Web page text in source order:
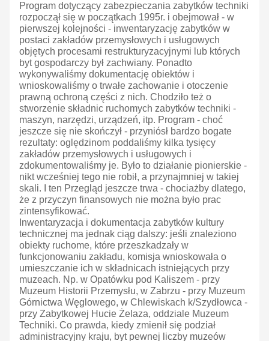
Program dotyczący zabezpieczania zabytków techniki
rozpoczął się w początkach 1995r. i obejmował - w
pierwszej kolejności - inwentaryzację zabytków w
postaci zakładów przemysłowych i usługowych
objętych procesami restrukturyzacyjnymi lub których
byt gospodarczy był zachwiany. Ponadto
wykonywaliśmy dokumentację obiektów i
wnioskowaliśmy o trwałe zachowanie i otoczenie
prawną ochroną części z nich. Chodziło też o
stworzenie składnic ruchomych zabytków techniki -
maszyn, narzędzi, urządzeń, itp. Program - choć
jeszcze się nie skończył - przyniósł bardzo bogate
rezultaty: oględzinom poddaliśmy kilka tysięcy
zakładów przemysłowych i usługowych i
zdokumentowaliśmy je. Było to działanie pionierskie -
nikt wcześniej tego nie robił, a przynajmniej w takiej
skali. I ten Przegląd jeszcze trwa - chociażby dlatego,
że z przyczyn finansowych nie można było prac
zintensyfikować.
Inwentaryzacja i dokumentacja zabytków kultury
technicznej ma jednak ciąg dalszy: jeśli znaleziono
obiekty ruchome, które przeszkadzały w
funkcjonowaniu zakładu, komisja wnioskowała o
umieszczanie ich w składnicach istniejących przy
muzeach. Np. w Opatówku pod Kaliszem - przy
Muzeum Historii Przemysłu, w Zabrzu - przy Muzeum
Górnictwa Węglowego, w Chlewiskach k/Szydłowca -
przy Zabytkowej Hucie Żelaza, oddziale Muzeum
Techniki. Co prawda, kiedy zmienił się podział
administracyjny kraju, byt pewnej liczby muzeów